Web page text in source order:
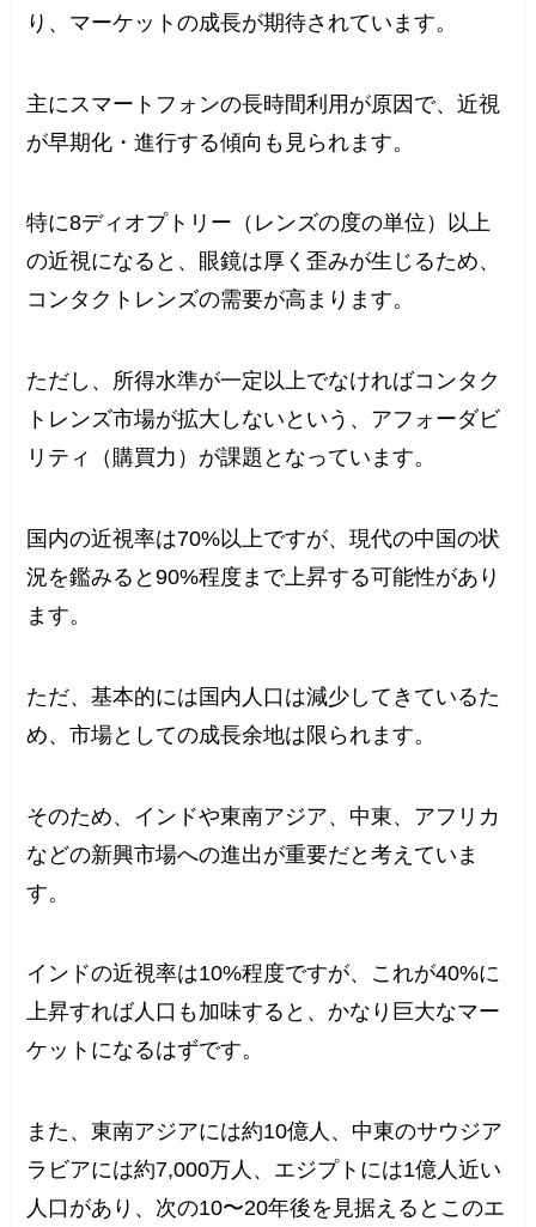
り、マーケットの成長が期待されています。
主にスマートフォンの長時間利用が原因で、近視
が早期化・進行する傾向も見られます。
特に8ディオプトリー（レンズの度の単位）以上
の近視になると、眼鏡は厚く歪みが生じるため、
コンタクトレンズの需要が高まります。
ただし、所得水準が一定以上でなければコンタク
トレンズ市場が拡大しないという、アフォーダビ
リティ（購買力）が課題となっています。
国内の近視率は70%以上ですが、現代の中国の状
況を鑑みると90%程度まで上昇する可能性があり
ます。
ただ、基本的には国内人口は減少してきているた
め、市場としての成長余地は限られます。
そのため、インドや東南アジア、中東、アフリカ
などの新興市場への進出が重要だと考えていま
す。
インドの近視率は10%程度ですが、これが40%に
上昇すれば人口も加味すると、かなり巨大なマー
ケットになるはずです。
また、東南アジアには約10億人、中東のサウジア
ラビアには約7,000万人、エジプトには1億人近い
人口があり、次の10〜20年後を見据えるとこのエ